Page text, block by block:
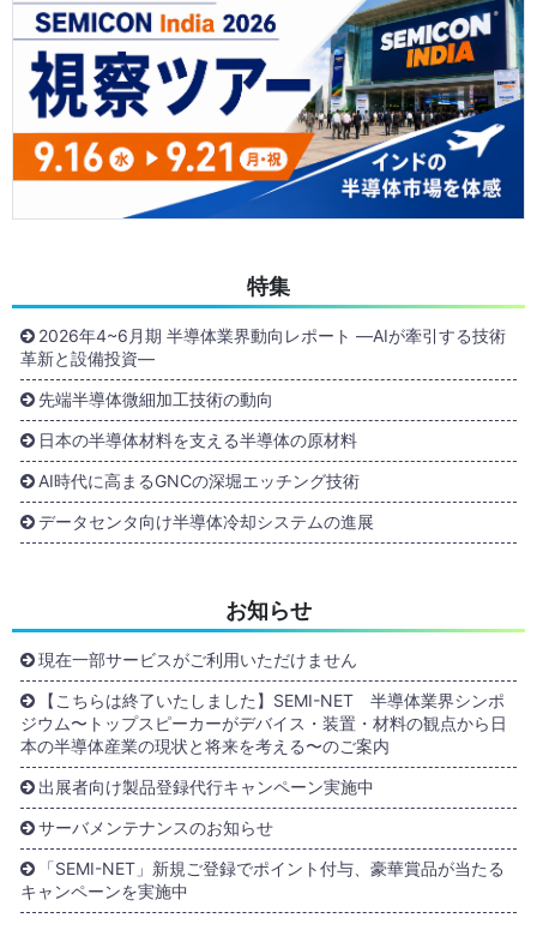
特集
2026年4~6月期 半導体業界動向レポート ―AIが牽引する技術
革新と設備投資―
先端半導体微細加工技術の動向
日本の半導体材料を支える半導体の原材料
AI時代に高まるGNCの深堀エッチング技術
データセンタ向け半導体冷却システムの進展
お知らせ
現在一部サービスがご利用いただけません
【こちらは終了いたしました】SEMI-NET 半導体業界シンポ
ジウム〜トップスピーカーがデバイス・装置・材料の観点から日
本の半導体産業の現状と将来を考える〜のご案内
出展者向け製品登録代行キャンペーン実施中
サーバメンテナンスのお知らせ
「SEMI-NET」新規ご登録でポイント付与、豪華賞品が当たる
キャンペーンを実施中